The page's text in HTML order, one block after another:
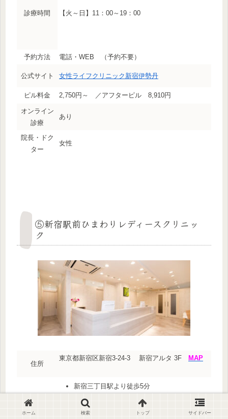
診療時間 【火～日】11：00～19：00
予約方法 電話・WEB （予約不要）
公式サイト 女性ライフクリニック新宿伊勢丹
ピル料金 2,750円～ ／アフターピル 8,910円
オンライン
診療
あり
院長・ドク
ター
女性
⑤新宿駅前ひまわりレディースクリニッ
ク
住所
東京都新宿区新宿3-24-3 新宿アルタ 3F MAP
アクセス
新宿三丁目駅より徒歩5分
丸ノ内線新宿駅 B13出口直結徒歩1分
JR線・京王線・小田急線 新宿駅 東口より徒
ホーム 検索 トップ サイドバー